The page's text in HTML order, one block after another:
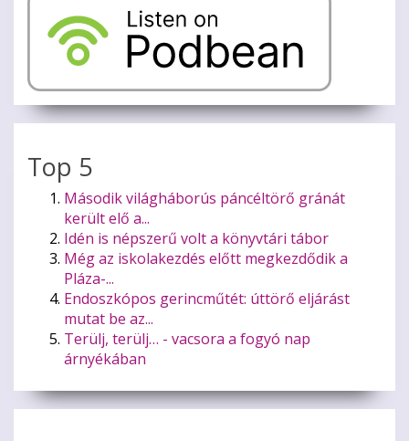
Top 5
Második világháborús páncéltörő gránát
került elő a...
Idén is népszerű volt a könyvtári tábor
Még az iskolakezdés előtt megkezdődik a
Pláza-...
Endoszkópos gerincműtét: úttörő eljárást
mutat be az...
Terülj, terülj… - vacsora a fogyó nap
árnyékában